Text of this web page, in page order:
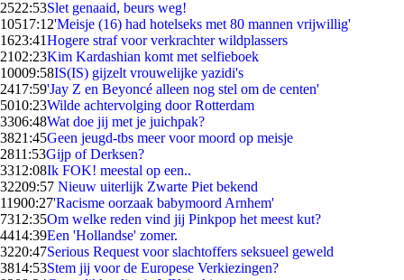
2522:53Slet genaaid, beurs weg!
10517:12'Meisje (16) had hotelseks met 80 mannen vrijwillig'
1623:41Hogere straf voor verkrachter wildplassers
2102:23Kim Kardashian komt met selfieboek
10009:58IS(IS) gijzelt vrouwelijke yazidi's
2417:59'Jay Z en Beyoncé alleen nog stel om de centen'
5010:23Wilde achtervolging door Rotterdam
3306:48Wat doe jij met je juichpak?
3821:45Geen jeugd-tbs meer voor moord op meisje
2811:53Gijp of Derksen?
3312:08Ik FOK! meestal op een..
32209:57 Nieuw uiterlijk Zwarte Piet bekend
11900:27'Racisme oorzaak babymoord Arnhem'
7312:35Om welke reden vind jij Pinkpop het meest kut?
4414:39Een 'Hollandse' zomer.
3220:47Serious Request voor slachtoffers seksueel geweld
3814:53Stem jij voor de Europese Verkiezingen?